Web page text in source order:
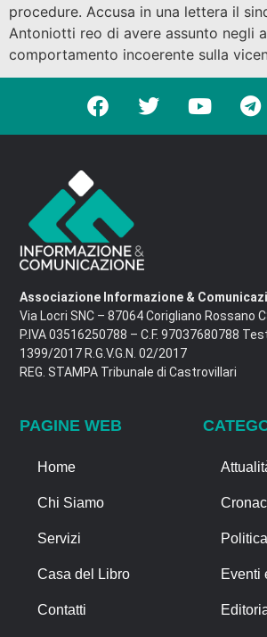
procedure. Accusa in una lettera il
Antoniotti reo di avere assunto negli
comportamento incoerente sulla
Associazione Informazione &
Via Locri SNC – 87064 Corigliano Rossano
P.IVA 03516250788 – C.F. 97037680788
1399/2017 R.G.V.G.N. 02/2017
REG. STAMPA Tribunale di Castrovillari
PAGINE WEB
Home
Chi Siamo
Servizi
Casa del Libro
Contatti
Politica
Eventi